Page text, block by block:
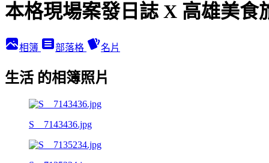
本格現場案發日誌 X 高雄美食
相簿 部落格 名片
生活 的相簿照片
S__7143436.jpg